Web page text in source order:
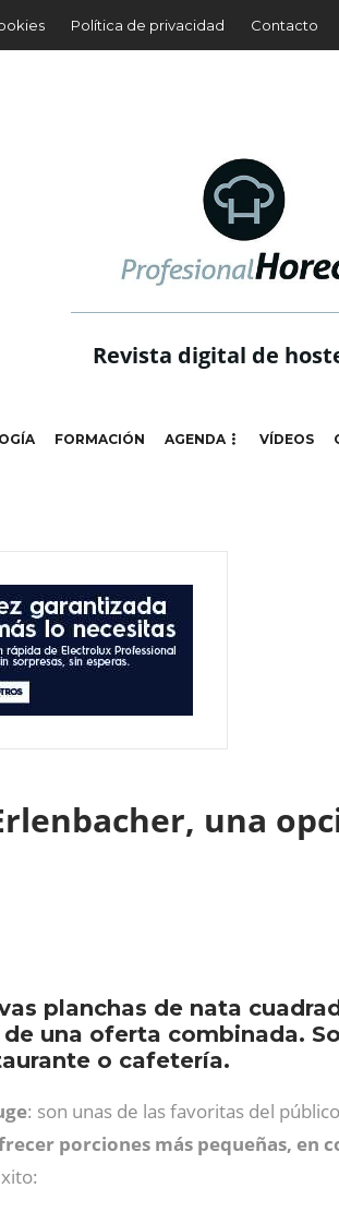
Política de privacidad Contacto
Revista digital de
FORMACIÓN AGENDA VÍDEOS
una
planchas de nata
una oferta combinada.
o cafetería.
: son unas de las favoritas del
porciones más pequeñas, en